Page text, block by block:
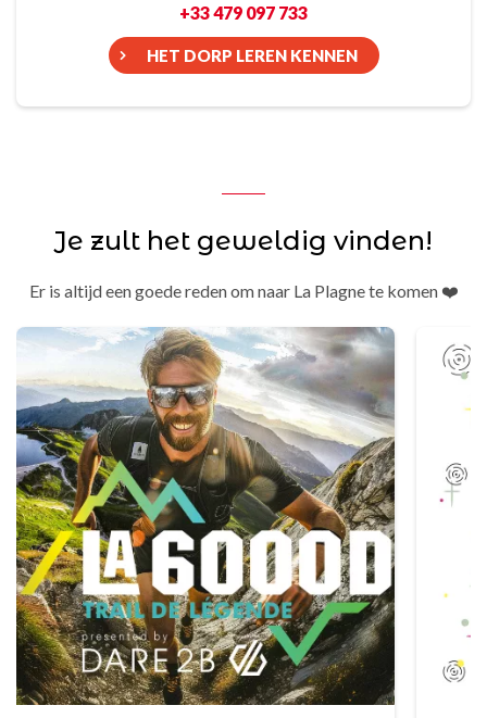
+33 479 097 733
HET DORP LEREN KENNEN
Je zult het geweldig vinden!
Er is altijd een goede reden om naar La Plagne te komen ❤️